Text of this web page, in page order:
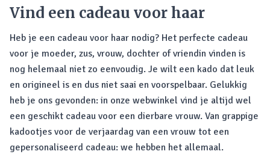
Vind een cadeau voor haar
Heb je een cadeau voor haar nodig? Het perfecte cadeau
voor je moeder, zus, vrouw, dochter of vriendin vinden is
nog helemaal niet zo eenvoudig. Je wilt een kado dat leuk
en origineel is en dus niet saai en voorspelbaar. Gelukkig
heb je ons gevonden: in onze webwinkel vind je altijd wel
een geschikt cadeau voor een dierbare vrouw. Van grappige
kadootjes voor de verjaardag van een vrouw tot een
gepersonaliseerd cadeau: we hebben het allemaal.